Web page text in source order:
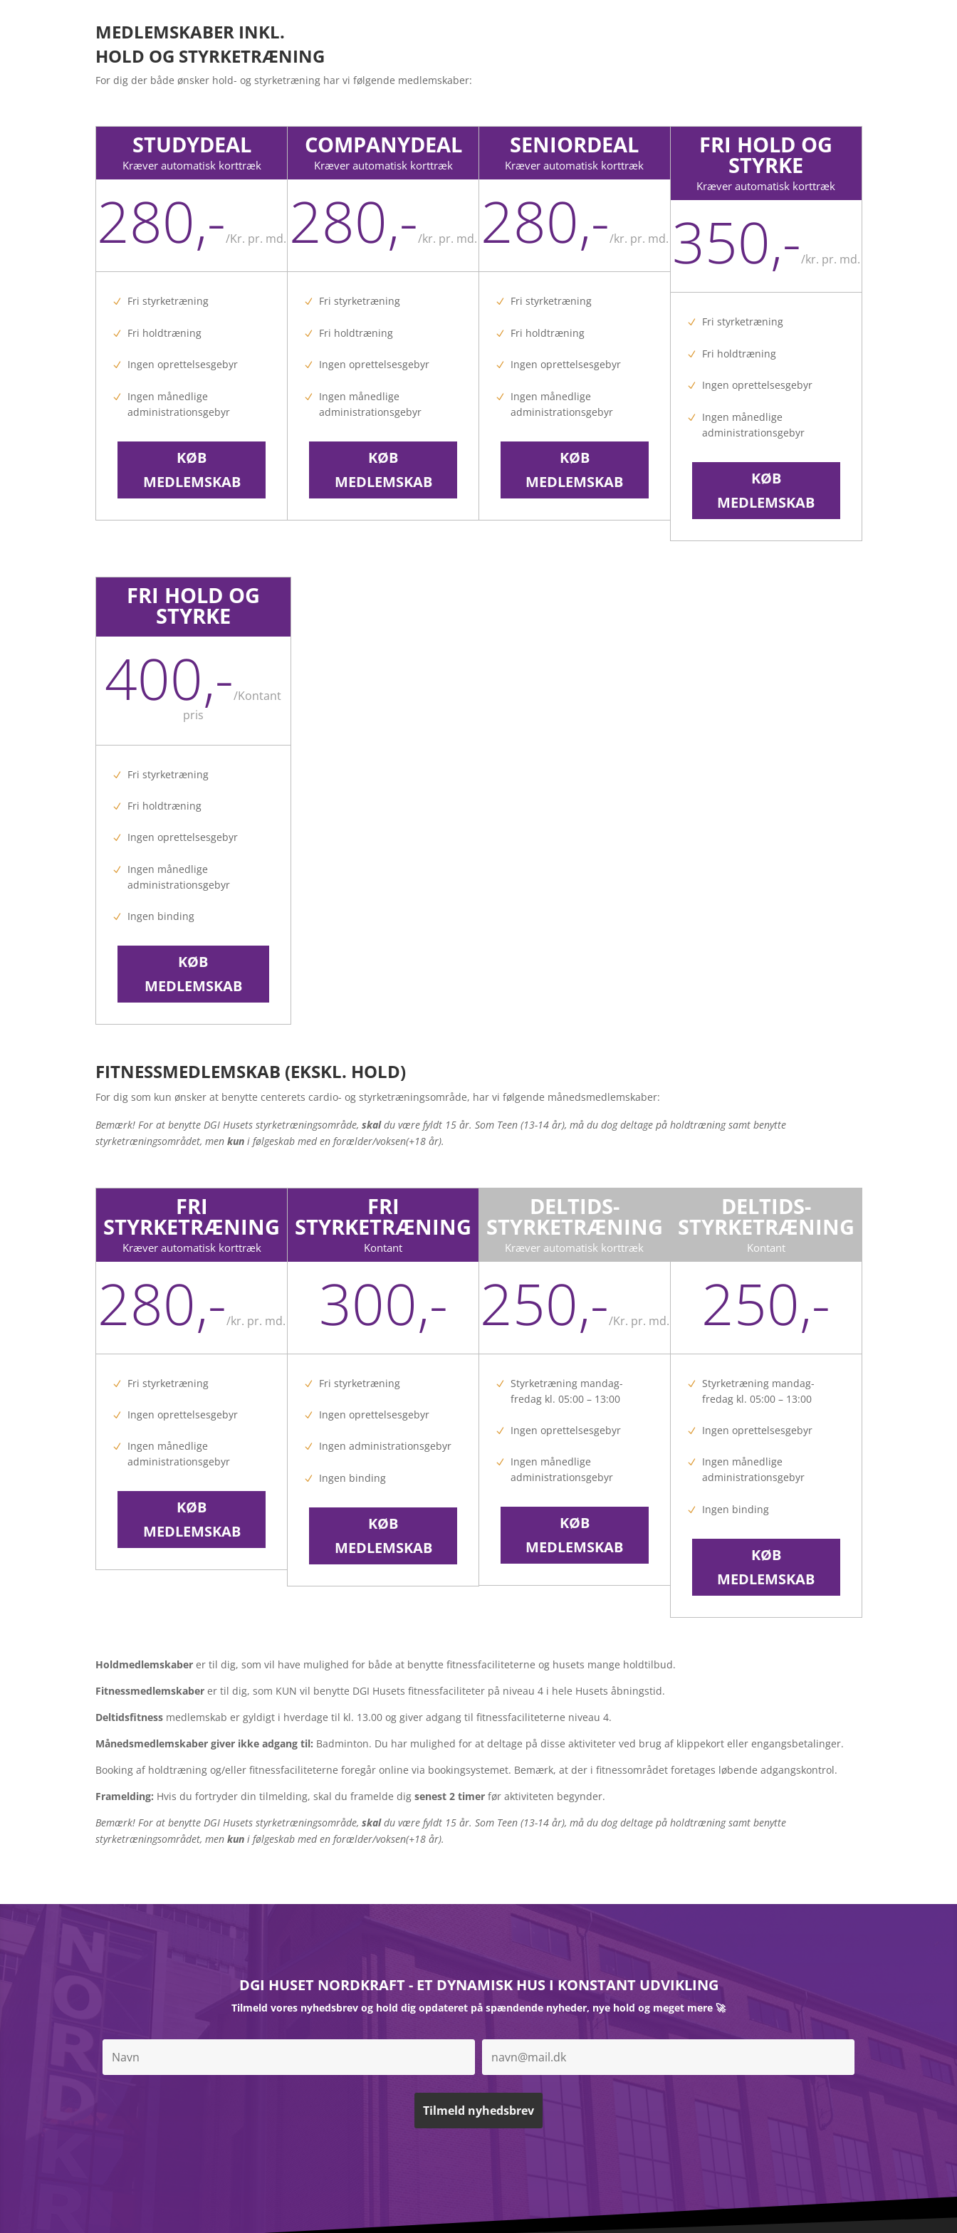
MEDLEMSKABER INKL.
HOLD OG STYRKETRÆNING
For dig der både ønsker hold- og styrketræning har vi følgende medlemskaber:
STUDYDEAL
Kræver automatisk korttræk
280,-/Kr. pr. md.
Fri styrketræning
Fri holdtræning
Ingen oprettelsesgebyr
Ingen månedlige
administrationsgebyr
KØB
MEDLEMSKAB
COMPANYDEAL
Kræver automatisk korttræk
280,-/kr. pr. md.
Fri styrketræning
Fri holdtræning
Ingen oprettelsesgebyr
Ingen månedlige
administrationsgebyr
KØB
MEDLEMSKAB
SENIORDEAL
Kræver automatisk korttræk
280,-/kr. pr. md.
Fri styrketræning
Fri holdtræning
Ingen oprettelsesgebyr
Ingen månedlige
administrationsgebyr
KØB
MEDLEMSKAB
FRI HOLD OG
STYRKE
Kræver automatisk korttræk
350,-/kr. pr. md.
Fri styrketræning
Fri holdtræning
Ingen oprettelsesgebyr
Ingen månedlige
administrationsgebyr
KØB
MEDLEMSKAB
FRI HOLD OG
STYRKE
400,-/Kontant
pris
Fri styrketræning
Fri holdtræning
Ingen oprettelsesgebyr
Ingen månedlige
administrationsgebyr
Ingen binding
KØB
MEDLEMSKAB
FITNESSMEDLEMSKAB (EKSKL. HOLD)
For dig som kun ønsker at benytte centerets cardio- og styrketræningsområde, har vi følgende månedsmedlemskaber:
Bemærk! For at benytte DGI Husets styrketræningsområde,skaldu være fyldt 15 år. Som Teen (13-14 år), må du dog deltage på holdtræning samt benytte
styrketræningsområdet, menkun i følgeskab med en forælder/voksen(+18 år).
FRI
STYRKETRÆNING
Kræver automatisk korttræk
280,-/kr. pr. md.
Fri styrketræning
Ingen oprettelsesgebyr
Ingen månedlige
administrationsgebyr
KØB
MEDLEMSKAB
FRI
STYRKETRÆNING
Kontant
300,-
Fri styrketræning
Ingen oprettelsesgebyr
Ingen administrationsgebyr
Ingen binding
KØB
MEDLEMSKAB
DELTIDS-
STYRKETRÆNING
Kræver automatisk korttræk
250,-/Kr. pr. md.
Styrketræning mandag-
fredag kl. 05:00 – 13:00
Ingen oprettelsesgebyr
Ingen månedlige
administrationsgebyr
KØB
MEDLEMSKAB
DELTIDS-
STYRKETRÆNING
Kontant
250,-
Styrketræning mandag-
fredag kl. 05:00 – 13:00
Ingen oprettelsesgebyr
Ingen månedlige
administrationsgebyr
Ingen binding
KØB
MEDLEMSKAB
Holdmedlemskaber er til dig, som vil have mulighed for både at benytte fitnessfaciliteterne og husets mange holdtilbud.
Fitnessmedlemskaber er til dig, som KUN vil benytte DGI Husets fitnessfaciliteter på niveau 4 i hele Husets åbningstid.
Deltidsfitness medlemskab er gyldigt i hverdage til kl. 13.00 og giver adgang til fitnessfaciliteterne niveau 4.
Månedsmedlemskaber giver ikke adgang til: Badminton. Du har mulighed for at deltage på disse aktiviteter ved brug af klippekort eller engangsbetalinger.
Booking af holdtræning og/eller fitnessfaciliteterne foregår online via bookingsystemet. Bemærk, at der i fitnessområdet foretages løbende adgangskontrol.
Framelding: Hvis du fortryder din tilmelding, skal du framelde digsenest 2 timer før aktiviteten begynder.
Bemærk! For at benytte DGI Husets styrketræningsområde,skaldu være fyldt 15 år. Som Teen (13-14 år), må du dog deltage på holdtræning samt benytte
styrketræningsområdet, menkun i følgeskab med en forælder/voksen(+18 år).
DGI HUSET NORDKRAFT - ET DYNAMISK HUS I KONSTANT UDVIKLING
Tilmeld vores nyhedsbrev og hold dig opdateret på spændende nyheder, nye hold og meget mere 🚀